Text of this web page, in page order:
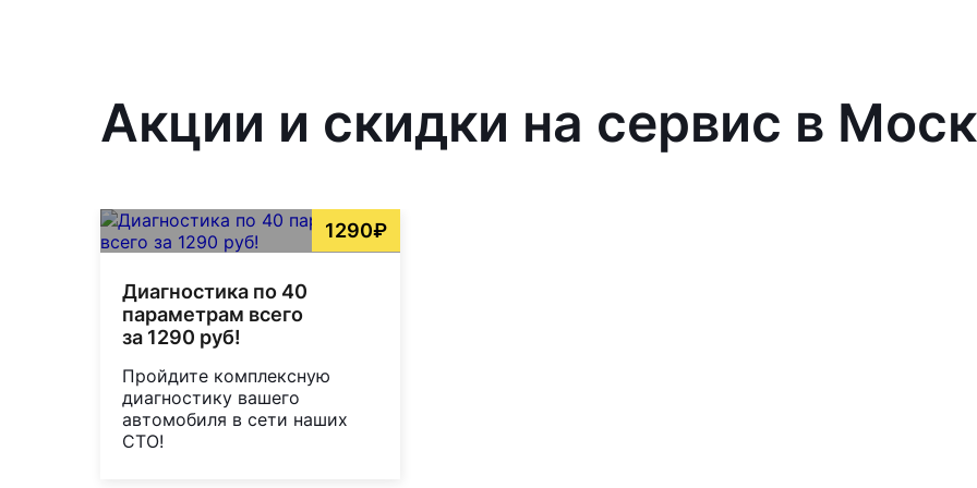
Акции и скидки на сервис в
1290₽
Диагностика по 40
параметрам всего
за 1290 руб!
Пройдите комплексную
диагностику вашего
автомобиля в сети наших
СТО!